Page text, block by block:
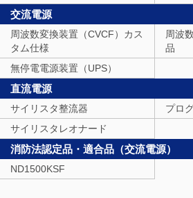
交流電源
周波数変換装置（CVCF）カス
タム仕様
周波
品
無停電電源装置（UPS）
直流電源
サイリスタ整流器
プロ
サイリスタレオナード
消防法認定品・適合品（交流電源）
ND1500KSF